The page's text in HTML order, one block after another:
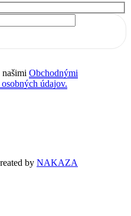
našimi Obchodnými
údajov.
by NAKAZA